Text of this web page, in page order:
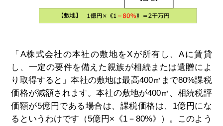
「A株式会社の本社の敷地をXが所有し、Aに賃貸
し、一定の要件を備えた親族が相続または遺贈によ
り取得すると」本社の敷地は最高400㎡まで80%課税
価格が減額されます。本社の敷地が400㎡、相続税評
価額が5億円である場合は、課税価格は、1億円にな
るというわけです（5億円×《1－80%》）。このよう